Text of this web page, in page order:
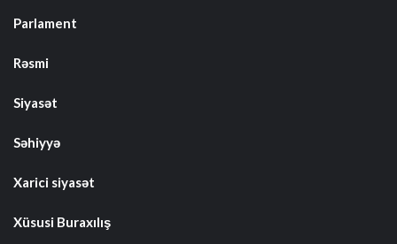
Parlament
Rəsmi
Siyasət
Səhiyyə
Xarici siyasət
Xüsusi Buraxılış